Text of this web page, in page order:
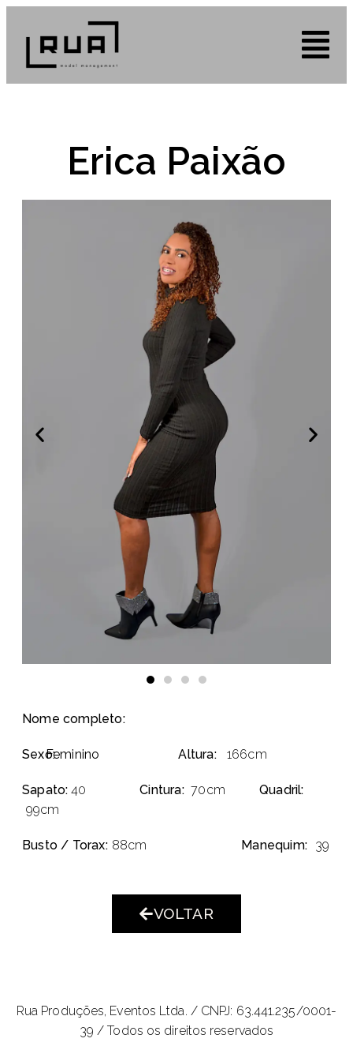
Erica Paixão
Nome completo:
Sexo:Feminino Altura: 166cm
Sapato: 40 Cintura: 70cm
Quadril:
99cm
Busto / Torax: 88cm Manequim: 39
VOLTAR
Rua Produções, Eventos Ltda. / CNPJ: 63.441.235/0001-
39 / Todos os direitos reservados